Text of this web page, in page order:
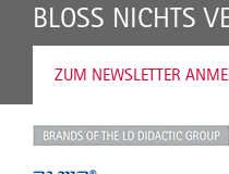
BLOSS NICHTS
ZUM NEWSLETTER